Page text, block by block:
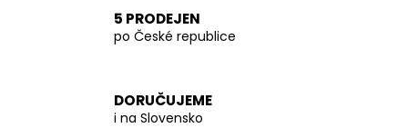
5 PRODEJEN
po České republice
DORUČUJEME
i na Slovensko